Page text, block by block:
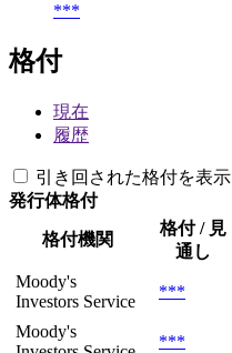
***
格付
現在
履歴
引き回された格付を表示
発行体格付
格付機関
格付 / 見
通し
Moody's
Investors Service
***
Moody's
***